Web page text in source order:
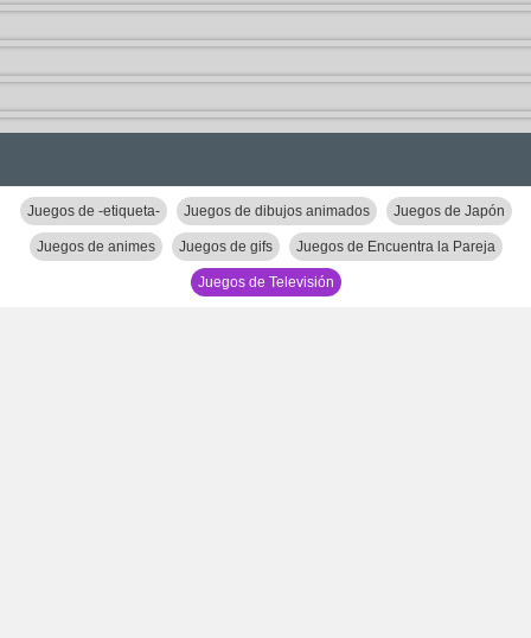
Juegos de -etiqueta- Juegos de dibujos animados Juegos de Japón
Juegos de animes Juegos de gifs Juegos de Encuentra la Pareja
Juegos de Televisión